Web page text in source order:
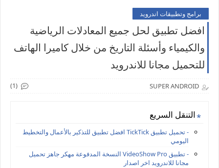
برامج وتطبيقات اندرويد
افضل تطبيق لحل جميع المعادلات الرياضية
والكيمياء وأسئلة التاريخ من خلال كاميرا الهاتف
للتحميل مجانا للاندرويد
SUPER ANDROID
(1)
التنقل السريع
- تحميل تطبيق TickTick افضل تطبيق للتذكير بالأعمال والتخطيط
اليومي
- تطبيق VideoShow Pro النسخة المدفوعة مهكر جاهز تحميل
مجانا للاندرويد اخر اصدار